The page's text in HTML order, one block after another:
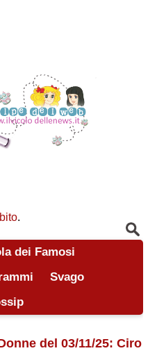
.
dei Famosi
Svago
del 03/11/25: Ciro